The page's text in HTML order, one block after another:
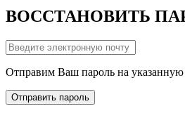
ВОССТАНОВИТЬ
Отправим Ваш пароль на
Отправить пароль